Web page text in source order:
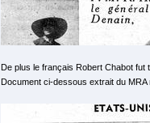
De plus le français Robert Chabot
Document ci-dessous extrait du MRA